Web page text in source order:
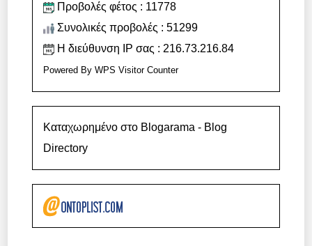
Προβολές φέτος : 11778
Συνολικές προβολές : 51299
Η διεύθυνση IP σας : 216.73.216.84
Powered ByWPS Visitor Counter
Καταχωρημένο στο Blogarama - Blog
Directory